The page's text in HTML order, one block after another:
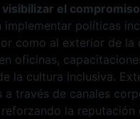
el
implementar políticas
como al exterior de la
oficinas,
la cultura inclusiva.
a través de canales
la